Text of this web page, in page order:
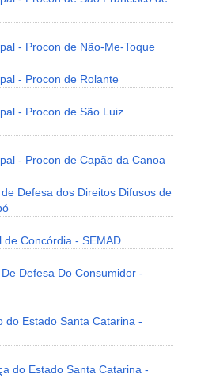
- Procon de Não-Me-Toque
- Procon de Rolante
- Procon de São Luiz
- Procon de Capão da Canoa
Defesa dos Direitos Difusos de
Concórdia - SEMAD
Defesa Do Consumidor -
do Estado Santa Catarina -
do Estado Santa Catarina -